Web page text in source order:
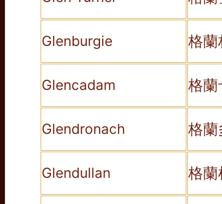
Glenburgie 格蘭
Glencadam 格蘭
Glendronach 格蘭
Glendullan 格蘭